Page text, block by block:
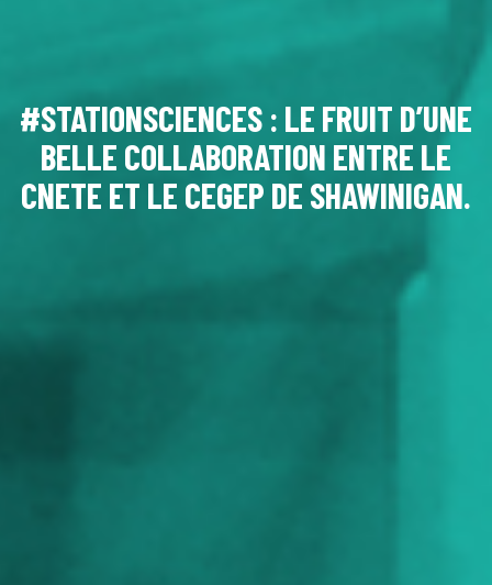
#STATIONSCIENCES : LE FRUIT D’UNE
BELLE COLLABORATION ENTRE LE
CNETE ET LE CEGEP DE SHAWINIGAN.